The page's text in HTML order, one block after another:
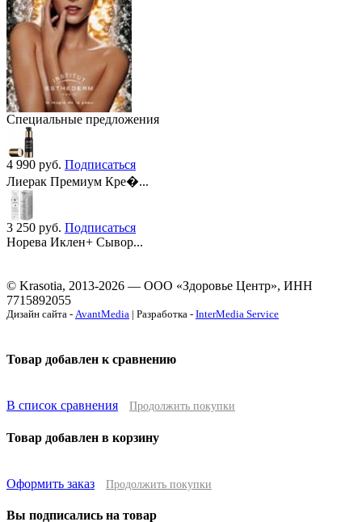
Специальные предложения
4 990 руб. Подписаться
Лиерак Премиум Кре�...
3 250 руб. Подписаться
Норева Иклен+ Сывор...
© Krasotia, 2013-2026 — ООО «Здоровье Центр», ИНН
7715892055
Дизайн сайта - AvantMedia | Разработка - InterMedia Service
Товар добавлен к сравнению
В список сравнения Продолжить покупки
Товар добавлен в корзину
Оформить заказ Продолжить покупки
Вы подписались на товар